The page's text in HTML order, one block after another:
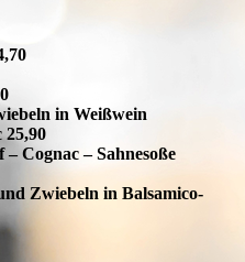
in Weißwein
25,90
Cognac – Sahnesoße
Zwiebeln in Balsamico-